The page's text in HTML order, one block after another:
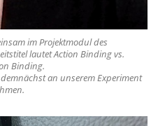
im Projektmodul des
lautet Action Binding vs.
Binding.
an unserem Experiment